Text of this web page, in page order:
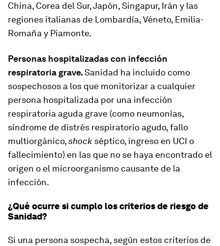
China, Corea del Sur, Japón, Singapur, Irán y las
regiones italianas de Lombardía, Véneto, Emilia-
Romaña y Piamonte.
Personas hospitalizadas con infección
respiratoria grave.Sanidad ha incluido como
sospechosos a los que monitorizar a cualquier
persona hospitalizada por una infección
respiratoria aguda grave (como neumonías,
síndrome de distrés respiratorio agudo, fallo
multiorgánico,shock séptico, ingreso en UCI o
fallecimiento) en las que no se haya encontrado el
origen o el microorganismo causante de la
infección.
¿Qué ocurre si cumplo los criterios de riesgo de
Sanidad?
Si una persona sospecha, según estos criterios de